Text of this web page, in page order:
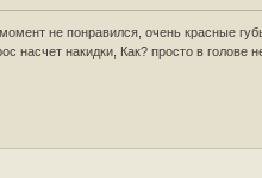
не понравился, очень красные
насчет накидки, Как? просто в голове